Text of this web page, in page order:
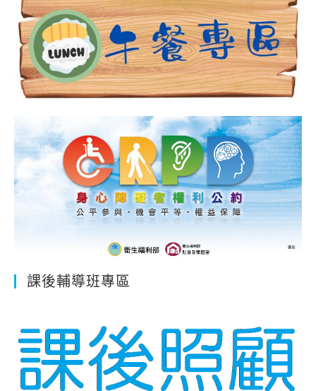
課後輔導班專區